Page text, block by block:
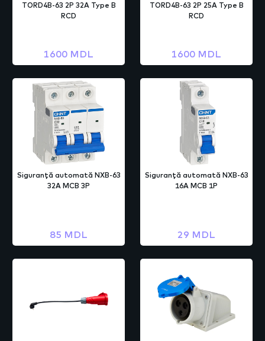
TORD4B-63 2P 32A Type B
RCD
1600 MDL
TORD4B-63 2P 25A Type B
RCD
1600 MDL
Siguranță automată NXB-63
32A MCB 3P
85 MDL
Siguranță automată NXB-63
16A MCB 1P
29 MDL